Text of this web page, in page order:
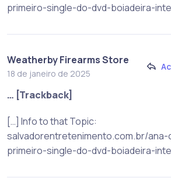
primeiro-single-do-dvd-boiadeira-
Weatherby Firearms Store
18 de janeiro de 2025
… [Trackback]
[…] Info to that Topic:
salvadorentretenimento.com.br/
primeiro-single-do-dvd-boiadeira-